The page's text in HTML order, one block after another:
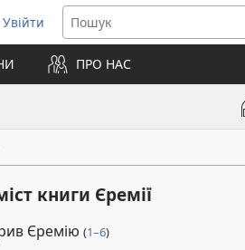
Увійти
(відкривається
у
новому
вікні)
ПРО НАС
книги Єремії
Єремію (1–6)